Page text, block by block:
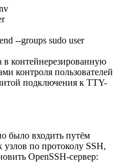
--groups sudo user
в контейнерезированную
контроля пользователей
подключения к TTY-
было входить путём
по протоколу SSH,
OpenSSH-сервер: